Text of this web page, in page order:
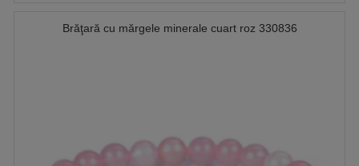
Brăţară cu mărgele minerale cuart roz 330836